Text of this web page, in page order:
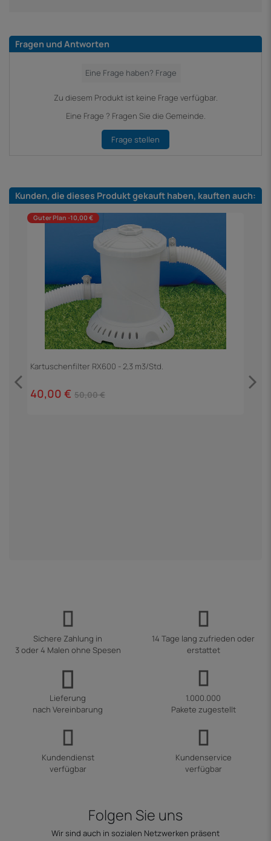
Fragen und Antworten
Zu diesem Produkt ist keine Frage verfügbar.
Eine Frage ? Fragen Sie die Gemeinde.
Frage stellen
Kunden, die dieses Produkt gekauft haben, kauften auch:
Guter Plan -10,00 €
Kartuschenfilter RX600 - 2,3 m3/Std.
40,00 € 50,00 €
Sichere Zahlung in
3 oder 4 Malen ohne Spesen
14 Tage lang zufrieden oder
erstattet
Lieferung
nach Vereinbarung
1.000.000
Pakete zugestellt
Kundendienst
verfügbar
Kundenservice
verfügbar
Folgen Sie uns
Wir sind auch in sozialen Netzwerken präsent